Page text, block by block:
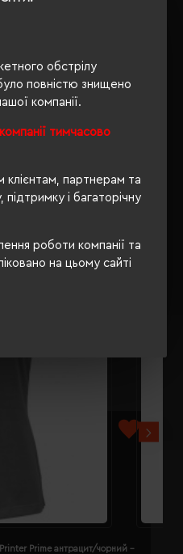
обстрілу
повністю знищено
компанії.
тимчасово
партнерам та
і багаторічну
роботи компанії та
на цьому сайті
100
Prime антрацит/чорний -